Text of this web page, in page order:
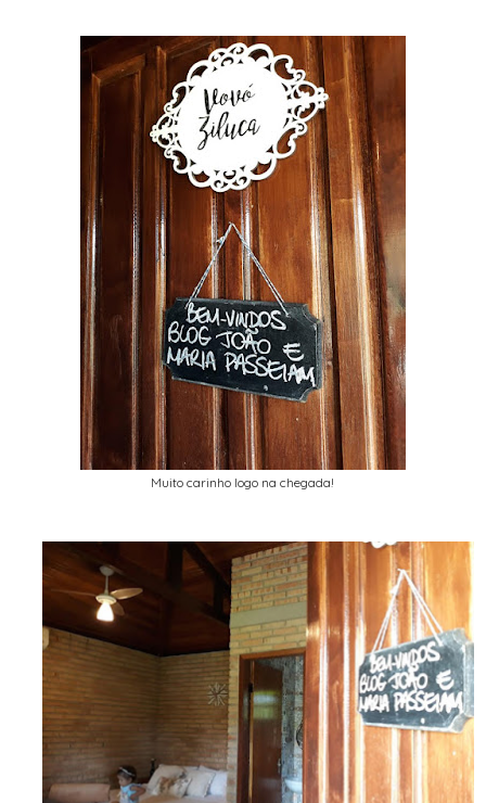
Muito carinho logo na chegada!